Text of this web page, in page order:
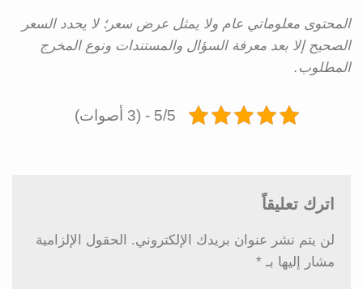
المحتوى معلوماتي عام ولا يمثل عرض سعر؛ لا يحدد السعر
الصحيح إلا بعد معرفة السؤال والمستندات ونوع المخرج
المطلوب.
5/5 - (3 أصوات)
اترك تعليقاً
لن يتم نشر عنوان بريدك الإلكتروني.
الحقول الإلزامية
مشار إليها بـ *